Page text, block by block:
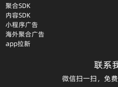
聚合SDK
内容SDK
小程序广告
海外聚合广告
app拉新
联系
微信扫一扫，免